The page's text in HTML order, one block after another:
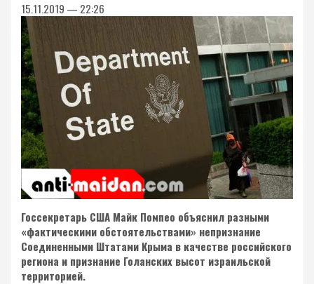
15.11.2019 — 22:26
Госсекретарь США Майк Помпео объяснил разными
«фактическими обстоятельствами» непризнание
Соединенными Штатами Крыма в качестве российского
региона и признание Голанских высот израильской
территорией.